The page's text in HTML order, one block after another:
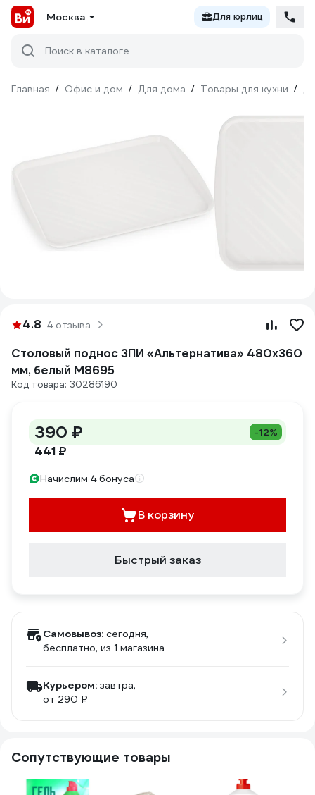
Москва Для юрлиц
Поиск в каталоге
Главная / Офис и дом / Для дома / Товары для кухни /
4.8 4 отзыва
Столовый поднос ЗПИ «Альтернатива» 480x360
мм, белый М8695
Код товара: 30286190
390 ₽ -12%
441 ₽
Начислим 4 бонуса
В корзину
Быстрый заказ
Самовывоз: сегодня,
бесплатно, из 1 магазина
Курьером: завтра,
от 290 ₽
Сопутствующие товары